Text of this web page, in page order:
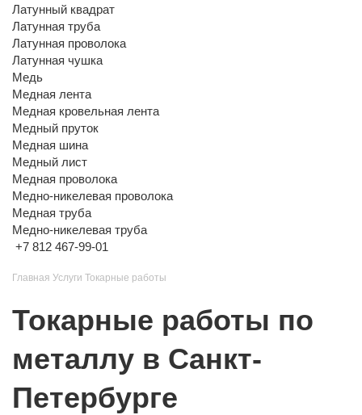
Латунный квадрат
Латунная труба
Латунная проволока
Латунная чушка
Медь
Медная лента
Медная кровельная лента
Медный пруток
Медная шина
Медный лист
Медная проволока
Медно-никелевая проволока
Медная труба
Медно-никелевая труба
+7 812 467-99-01
Главная Услуги Токарные работы
Токарные работы по
металлу в Санкт-
Петербурге